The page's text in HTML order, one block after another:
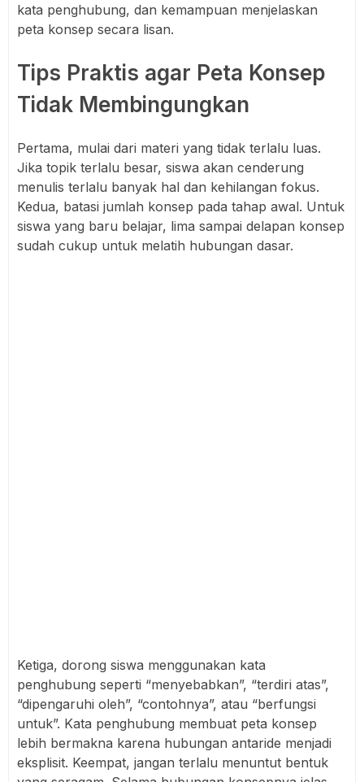
kata penghubung, dan kemampuan menjelaskan
peta konsep secara lisan.
Tips Praktis agar Peta Konsep
Tidak Membingungkan
Pertama, mulai dari materi yang tidak terlalu luas.
Jika topik terlalu besar, siswa akan cenderung
menulis terlalu banyak hal dan kehilangan fokus.
Kedua, batasi jumlah konsep pada tahap awal. Untuk
siswa yang baru belajar, lima sampai delapan konsep
sudah cukup untuk melatih hubungan dasar.
Ketiga, dorong siswa menggunakan kata
penghubung seperti “menyebabkan”, “terdiri atas”,
“dipengaruhi oleh”, “contohnya”, atau “berfungsi
untuk”. Kata penghubung membuat peta konsep
lebih bermakna karena hubungan antaride menjadi
eksplisit. Keempat, jangan terlalu menuntut bentuk